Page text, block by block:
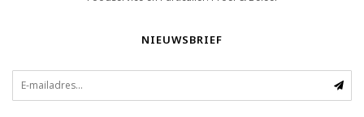
NIEUWSBRIEF